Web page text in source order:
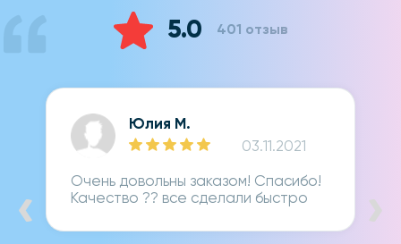
5.0 401 отзыв
Дарья Лопухина
01.11.2021
В момент локлауна сложно было
найти место, а футболка
онлайн, принт, оплату. Оставалось